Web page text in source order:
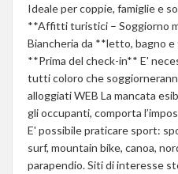
Ideale per coppie, famiglie e
**Affitti turistici – Soggiorno
Biancheria da **letto, bagno
**Prima del check-in** E'
tutti coloro che
alloggiati WEB La mancata
gli occupanti, comporta
E' possibile praticare sport:
surf, mountain bike, canoa,
parapendio. Siti di interesse